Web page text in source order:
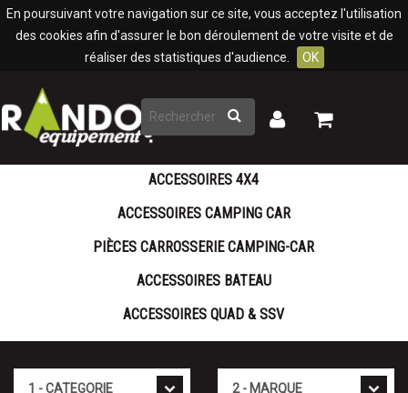
En poursuivant votre navigation sur ce site, vous acceptez l'utilisation
des cookies afin d'assurer le bon déroulement de votre visite et de
réaliser des statistiques d'audience.
OK
Rechercher
Mon
Mon
ACCESSOIRES 4X4
ACCESSOIRES CAMPING CAR
PIÈCES CARROSSERIE CAMPING-CAR
ACCESSOIRES BATEAU
ACCESSOIRES QUAD & SSV
Panneau de gestion des cookies